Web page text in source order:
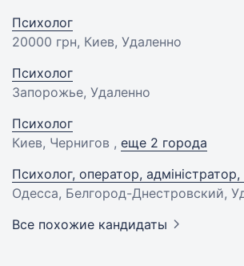
Психолог
20000 грн, Киев, Удаленно
Психолог
Запорожье, Удаленно
Психолог
Киев, Чернигов , еще 2 города
Психолог, оператор,
Одесса, Белгород-Днестровский,
Все похожие кандидаты